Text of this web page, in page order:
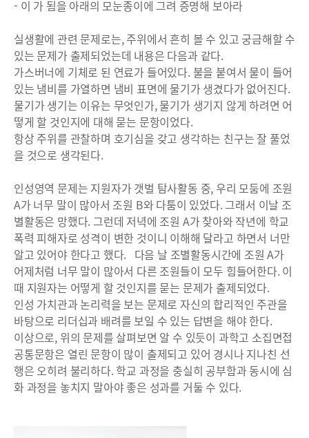
- 이 가 됨을 아래의 모눈종이에 그려 증명해 보아라
실생활에 관련 문제로는, 주위에서 흔히 볼 수 있고 궁금해할 수
있는 문제가 출제되었는데 내용은 다음과 같다.
가스버너에 기체로 된 연료가 들어있다. 불을 붙여서 물이 들어
있는 냄비를 가열하면 냄비 표면에 물기가 생겼다가 없어진다.
물기가 생기는 이유는 무엇인가, 물기가 생기지 않게 하려면 어
떻게 할 것인지에 대해 묻는 문항이었다.
항상 주위를 관찰하며 호기심을 갖고 생각하는 친구는 잘 풀었
을 것으로 생각된다.
인성영역 문제는 지원자가 갯벌 탐사활동 중, 우리 모둠에 조원
A가 너무 말이 많아서 조원 B와 다툼이 있었다. 그래서 이날 조
별활동은 망했다. 그런데 저녁에 조원 A가 찾아와 작년에 학교
폭력 피해자로 성격이 변한 것이니 이해해 달라고 하면서 너만
알고 있어야 한다고 했다. 다음 날 조별활동시간에 조원 A가
어제처럼 너무 말이 많아서 다른 조원들이 모두 힘들어한다. 이
때 지원자는 어떻게 할 것인지를 묻는 문제가 출제되었다.
인성 가치관과 논리력을 보는 문제로 자신의 합리적인 주관을
바탕으로 리더십과 배려를 보일 수 있는 답변을 해야 한다.
이상으로, 위의 문제를 살펴보면 알 수 있듯이 과학고 소집면접
공통문항은 열린 문항이 많이 출제되고 있어 경시나 지나친 선
행은 오히려 불리하다. 학교 과정을 충실히 공부함과 동시에 심
화 과정을 놓치지 말아야 좋은 성과를 거둘 수 있다.